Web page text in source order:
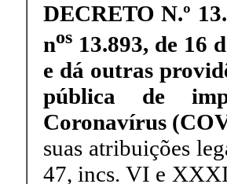
DECRETO N.º
nos13.893, de 16
e dá outras
pública de
Coronavírus
suas atribuições
47, incs. VI e